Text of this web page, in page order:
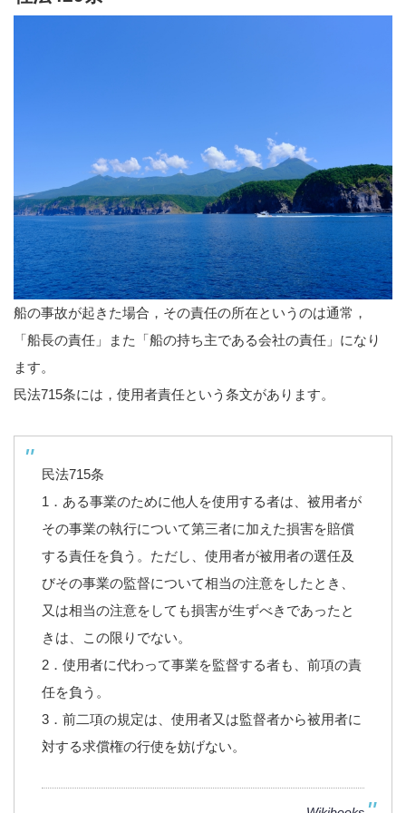
船の事故が起きた場合，その責任の所在というのは通常，
「船長の責任」また「船の持ち主である会社の責任」になり
ます。
民法715条には，使用者責任という条文があります。
民法715条
1．ある事業のために他人を使用する者は、被用者が
その事業の執行について第三者に加えた損害を賠償
する責任を負う。ただし、使用者が被用者の選任及
びその事業の監督について相当の注意をしたとき、
又は相当の注意をしても損害が生ずべきであったと
きは、この限りでない。
2．使用者に代わって事業を監督する者も、前項の責
任を負う。
3．前二項の規定は、使用者又は監督者から被用者に
対する求償権の行使を妨げない。